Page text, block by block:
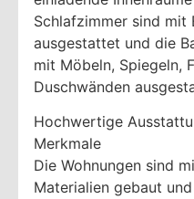
Schlafzimmer sind mit
ausgestattet und die
mit Möbeln, Spiegeln,
Duschwänden
Hochwertige
Merkmale
Die Wohnungen sind
Materialien gebaut